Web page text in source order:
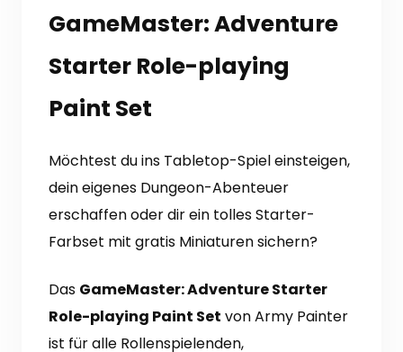
GameMaster: Adventure
Starter Role-playing
Paint Set
Möchtest du ins Tabletop-Spiel einsteigen,
dein eigenes Dungeon-Abenteuer
erschaffen oder dir ein tolles Starter-
Farbset mit gratis Miniaturen sichern?
Das GameMaster: Adventure Starter
Role-playing Paint Set von Army Painter
ist für alle Rollenspielenden,